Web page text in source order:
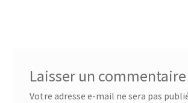
Laisser un commentaire
Votre adresse e-mail ne sera pas